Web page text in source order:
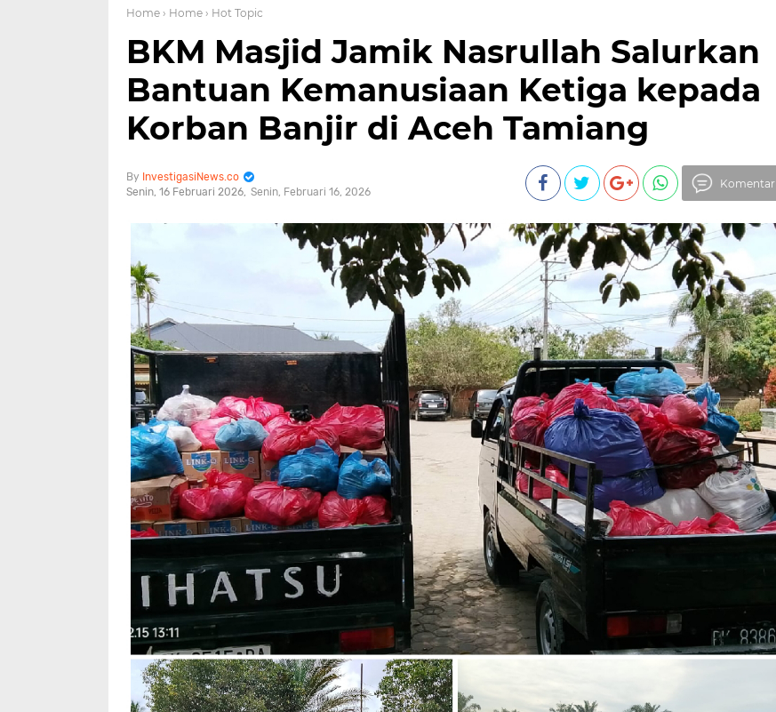
Home › Home › Hot Topic
BKM Masjid Jamik Nasrullah Salurkan
Bantuan Kemanusiaan Ketiga kepada
Korban Banjir di Aceh Tamiang
InvestigasiNews.co
Senin, 16 Februari 2026 Senin, Februari 16, 2026
Komentar